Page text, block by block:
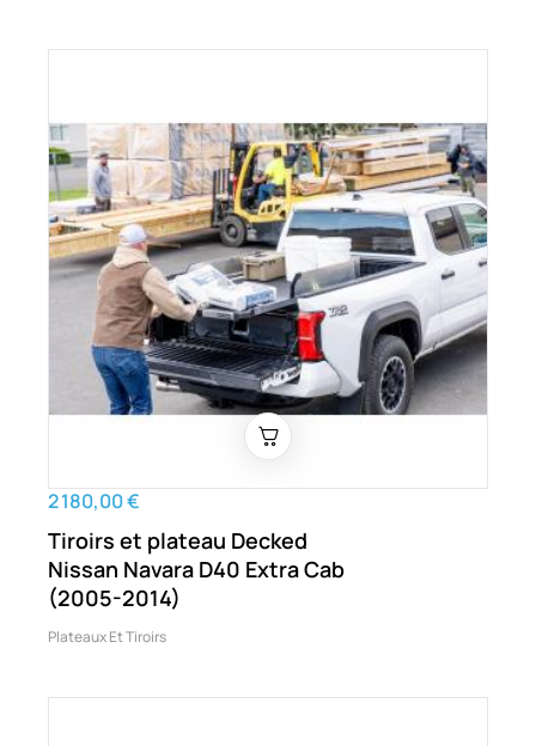
2 180,00 €
Tiroirs et plateau Decked
Nissan Navara D40 Extra Cab
(2005-2014)
Plateaux Et Tiroirs